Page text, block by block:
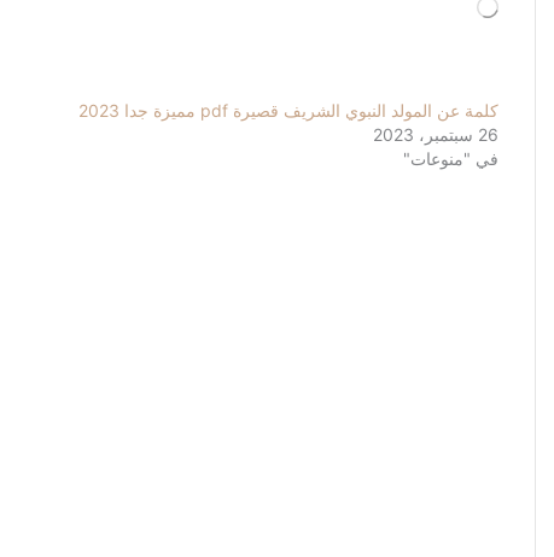
جاري
كلمة عن المولد النبوي الشريف قصيرة pdf مميزة جدا 2023
26 سبتمبر، 2023
في "منوعات"